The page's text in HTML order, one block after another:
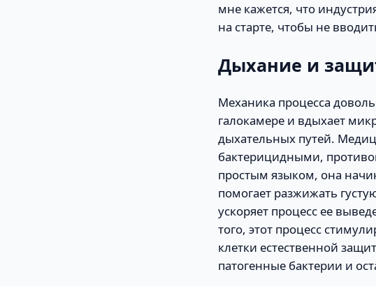
мне кажется, что
на старте, чтобы не
Дыхание и
Механика процесса
галокамере и вдыхает
дыхательных путей.
бактерицидными,
простым языком, она
помогает разжижать
ускоряет процесс ее
того, этот процесс
клетки естественной
патогенные бактерии и